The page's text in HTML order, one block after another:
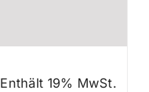
Enthält 19% MwSt.